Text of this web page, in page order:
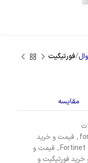
فورتیگیت
مقایسه
, قیمت و خرید
, قیمت و
فورتیگیت و